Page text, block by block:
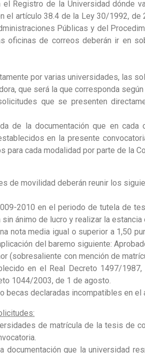
Registro de la Universidad dónde
artículo 38.4 de la Ley 30/1992, de
Públicas y del
oficinas de correos deberán ir en
por varias universidades, las
que será la que corresponda
que se presenten
de la documentación que en
en la presente
cada modalidad por parte de la
de movilidad deberán reunir los
2010 en el periodo de tutela de
ánimo de lucro y realizar la
nota media igual o superior a 1,50
del baremo siguiente:
(sobresaliente con mención de
en el Real Decreto 1497/
1044/2003, de 1 de agosto.
becas declaradas incompatibles en el
de matrícula de la tesis de
documentación que la universidad